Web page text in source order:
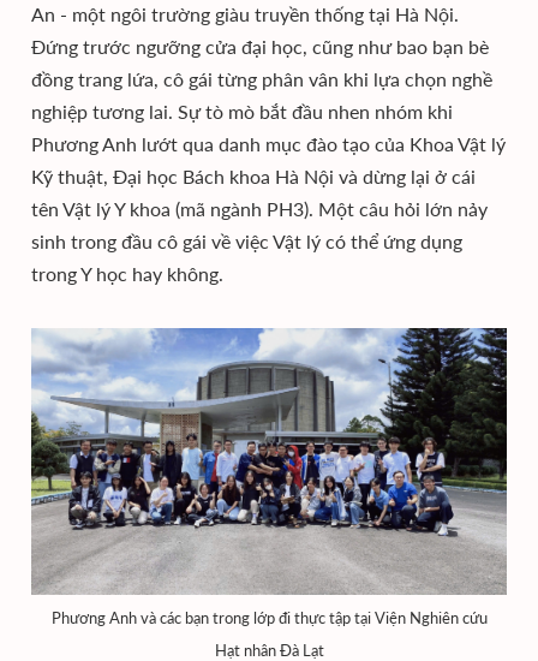
An - một ngôi trường giàu truyền thống tại Hà Nội.
Đứng trước ngưỡng cửa đại học, cũng như bao bạn bè
đồng trang lứa, cô gái từng phân vân khi lựa chọn nghề
nghiệp tương lai. Sự tò mò bắt đầu nhen nhóm khi
Phương Anh lướt qua danh mục đào tạo của Khoa Vật lý
Kỹ thuật, Đại học Bách khoa Hà Nội và dừng lại ở cái
tên Vật lý Y khoa (mã ngành PH3). Một câu hỏi lớn nảy
sinh trong đầu cô gái về việc Vật lý có thể ứng dụng
trong Y học hay không.
Phương Anh và các bạn trong lớp đi thực tập tại Viện Nghiên cứu
Hạt nhân Đà Lạt